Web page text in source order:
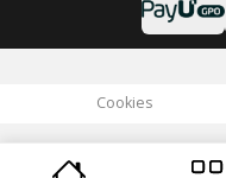
Cookies